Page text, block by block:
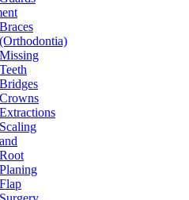
Braces
(Orthodontia)
Missing
Teeth
Bridges
Crowns
Extractions
Scaling
and
Root
Planing
Flap